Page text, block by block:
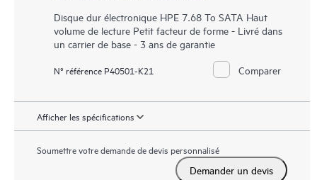
Disque dur électronique HPE 7.68 To SATA Haut
volume de lecture Petit facteur de forme - Livré dans
un carrier de base - 3 ans de garantie
N° référence P40501-K21 Comparer
Afficher les spécifications
Soumettre votre demande de devis personnalisé
Demander un devis